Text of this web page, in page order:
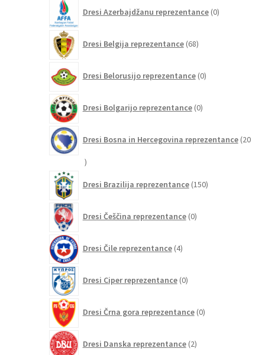
Dresi Azerbajdžanu reprezentance 0izdelkov
Dresi Belgija reprezentance 68izdelkov
Dresi Belorusijo reprezentance 0izdelkov
Dresi Bolgarijo reprezentance 0izdelkov
Dresi Bosna in Hercegovina reprezentance 20
20
Dresi Brazilija reprezentance 150izdelkov
Dresi Češčina reprezentance 0izdelkov
Dresi Čile reprezentance 4izdelki
Dresi Ciper reprezentance 0izdelkov
Dresi Črna gora reprezentance 0izdelkov
Dresi Danska reprezentance 2izdelka